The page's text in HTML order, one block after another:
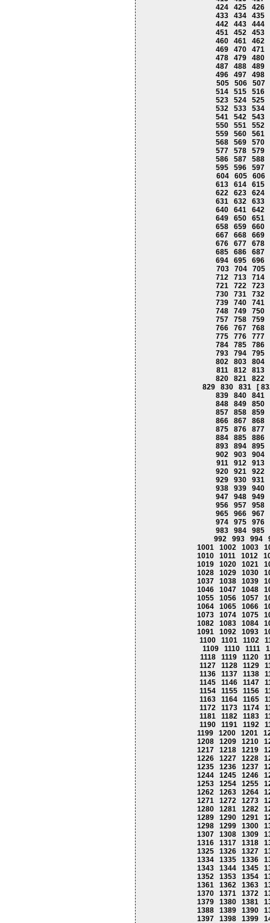
424
425
426
433
434
435
442
443
444
451
452
453
460
461
462
469
470
471
478
479
480
487
488
489
496
497
498
505
506
507
514
515
516
523
524
525
532
533
534
541
542
543
550
551
552
559
560
561
568
569
570
577
578
579
586
587
588
595
596
597
604
605
606
613
614
615
622
623
624
631
632
633
640
641
642
649
650
651
658
659
660
667
668
669
676
677
678
685
686
687
694
695
696
703
704
705
712
713
714
721
722
723
730
731
732
739
740
741
748
749
750
757
758
759
766
767
768
775
776
777
784
785
786
793
794
795
802
803
804
811
812 813
820
821
822
829
830 831
[
839
840
841
848
849
850
857
858
859
866
867
868
875
876
877
884
885
886
893
894
895
902
903
904
911
912 913
920
921
922
929
930
931
938
939
940
947
948
949
956
957
958
965
966
967
974
975
976
983
984
985
992
993 994
1001
1002 1003
1010
1011 1012
1019
1020 1021
1028
1029 1030
1037
1038 1039
1046
1047 1048
1055
1056 1057
1064
1065 1066
1073
1074 1075
1082
1083 1084
1091
1092 1093
1100
1101 1102
1109
1110 1111
1118
1119 1120
1127
1128 1129
1136
1137 1138
1145
1146 1147
1154
1155 1156
1163
1164 1165
1172
1173 1174
1181
1182 1183
1190
1191 1192
1199
1200 1201
1208
1209 1210
1217
1218 1219
1226
1227 1228
1235
1236 1237
1244
1245 1246
1253
1254 1255
1262
1263 1264
1271
1272 1273
1280
1281 1282
1289
1290 1291
1298
1299 1300
1307
1308 1309
1316
1317 1318
1325
1326 1327
1334
1335 1336
1343
1344 1345
1352
1353 1354
1361
1362 1363
1370
1371 1372
1379
1380 1381
1388
1389 1390
1397
1398 1399